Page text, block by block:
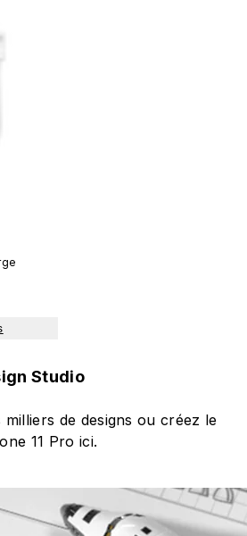
Studio
milliers de designs ou créez le
11 Pro ici.